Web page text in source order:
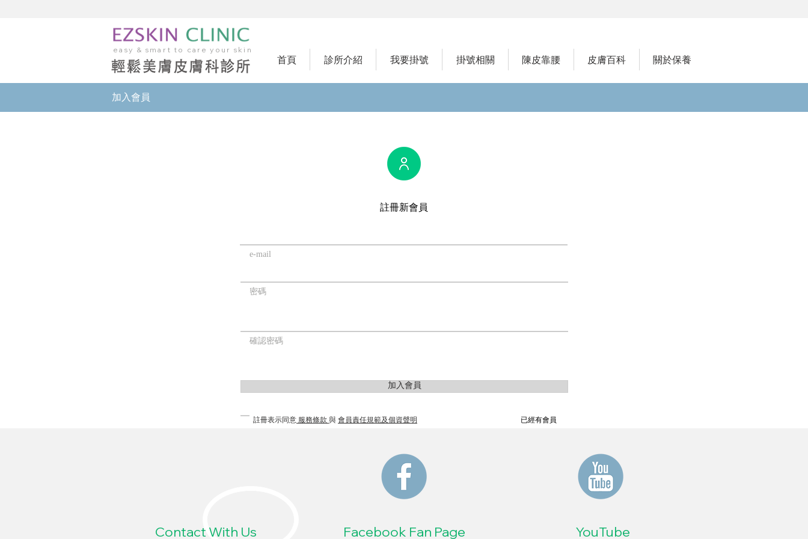
easy & smart to care your skin
首頁 診所介紹 我要掛號 掛號相關 陳皮靠腰 皮膚百科 關於保養
加入會員
註冊新會員
e-mail
密碼
確認密碼
加入會員
註冊表示同意服務條款與會員責任規範及個資聲明 已經有會員
Contact With Us Facebook Fan Page YouTube